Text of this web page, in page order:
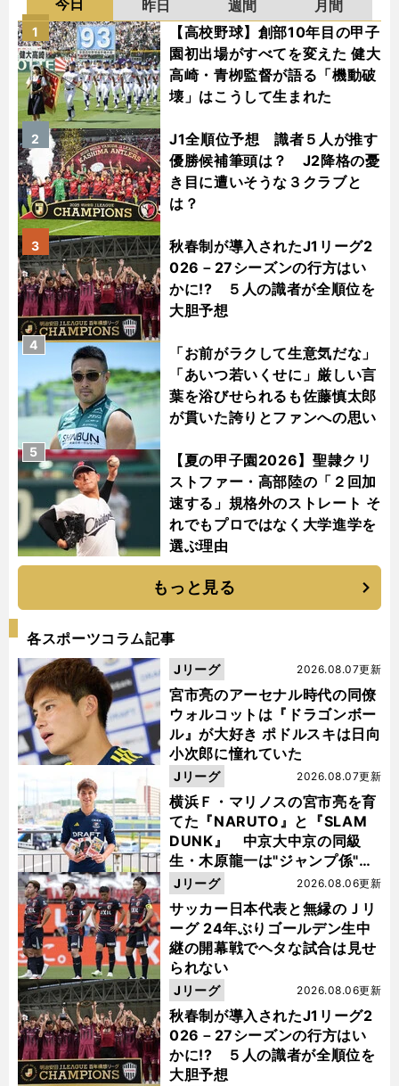
今日 昨日 週間
月間
【高校野球】創部10年目の甲子
園初出場がすべてを変えた 健大
高崎・青栁監督が語る「機動破
壊」はこうして生まれた
1
J1全順位予想 識者５人が推す
優勝候補筆頭は？ J2降格の憂
き目に遭いそうな３クラブと
は？
2
秋春制が導入されたJ1リーグ2
026－27シーズンの行方はい
かに!? ５人の識者が全順位を
大胆予想
3
「お前がラクして生意気だな」
「あいつ若いくせに」厳しい言
葉を浴びせられるも佐藤慎太郎
が貫いた誇りとファンへの思い
4
【夏の甲子園2026】聖隷クリ
ストファー・高部陸の「２回加
速する」規格外のストレート そ
れでもプロではなく大学進学を
選ぶ理由
5
もっと見る
各スポーツコラム記事
宮市亮のアーセナル時代の同僚
ウォルコットは『ドラゴンボー
ル』が大好き ポドルスキは日向
小次郎に憧れていた
2026.08.07更新
Jリーグ
横浜Ｆ・マリノスの宮市亮を育
てた『NARUTO』と『SLAM
DUNK』 中京大中京の同級
生・木原龍一は"ジャンプ係"だ
った
2026.08.07更新
Jリーグ
サッカー日本代表と無縁のＪリ
ーグ 24年ぶりゴールデン生中
継の開幕戦でヘタな試合は見せ
られない
2026.08.06更新
Jリーグ
秋春制が導入されたJ1リーグ2
026－27シーズンの行方はい
かに!? ５人の識者が全順位を
大胆予想
2026.08.06更新
Jリーグ